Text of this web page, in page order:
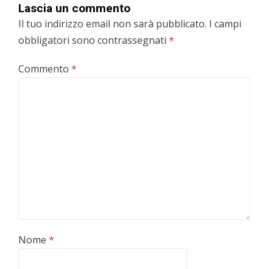
Lascia un commento
Il tuo indirizzo email non sarà pubblicato. I campi
obbligatori sono contrassegnati *
Commento *
Nome *